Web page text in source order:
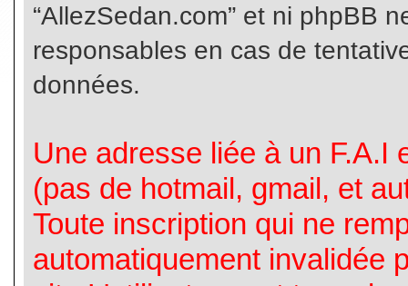
“AllezSedan.com” et ni phpBB
responsables en cas de
données.
Une adresse liée à un F.A.I
(pas de hotmail, gmail, et
Toute inscription qui ne
automatiquement invalidée